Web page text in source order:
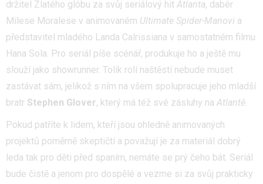
držitel Zlatého glóbu za svůj seriálový hit Atlanta, dabér
Milese Moralese v animovaném Ultimate Spider-Manovi a
představitel mladého Landa Calrissiana v samostatném filmu
Hana Sola. Pro seriál píše scénář, produkuje ho a ještě mu
slouží jako showrunner. Tolik rolí naštěstí nebude muset
zastávat sám, jelikož s ním na všem spolupracuje jeho mladší
bratr Stephen Glover, který má též své zásluhy na Atlantě.
Pokud patříte k lidem, kteří jsou ohledně animovaných
projektů poměrně skeptičtí a považují je za materiál dobrý
leda tak pro děti před spaním, nemáte se prý čeho bát. Seriál
bude čistě a jenom pro dospělé a vezme si za svůj prakticky